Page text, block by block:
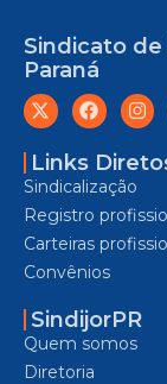
Sindicato
Paraná
Links
Sindicalização
Registro
Carteiras
Convênios
SindijorPR
Quem somos
Diretoria